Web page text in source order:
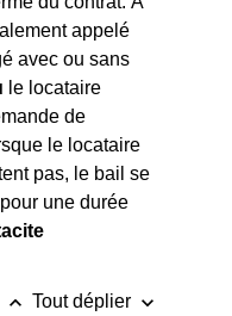
appelé
avec ou sans
le locataire
de
le locataire
pas, le bail se
pour une durée
keyboard_arrow_up Tout déplier keyboard_arrow_down